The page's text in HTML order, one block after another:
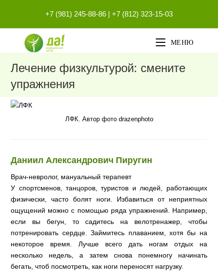
содержимому
+7 (981) 245-88-86 | +7 (812) 323-15-03
МЕНЮ
Лечение физкультурой: смените
упражнения
ЛФК. Автор фото drazenphoto
Даниил Александрович Пиругин
Врач-невролог, мануальный терапевт
У спортсменов, танцоров, туристов и людей, работающих
физически, часто болят ноги. Избавиться от неприятных
ощущений можно с помощью ряда упражнений. Например,
если вы бегун, то садитесь на велотренажер, чтобы
потренировать сердце. Займитесь плаванием, хотя бы на
некоторое время. Лучше всего дать ногам отдых на
несколько недель, а затем снова понемногу начинать
бегать, чтоб посмотреть, как ноги переносят нагрузку.